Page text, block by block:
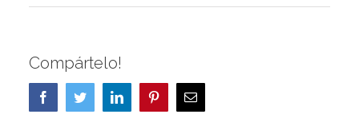
Compártelo!
FacebookTwitterLinkedInPinterestCorreo
electrónico